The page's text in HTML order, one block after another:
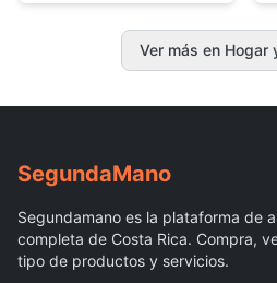
Ver más en Hogar
SegundaMano
Segundamano es la plataforma de
completa de Costa Rica. Compra,
tipo de productos y servicios.